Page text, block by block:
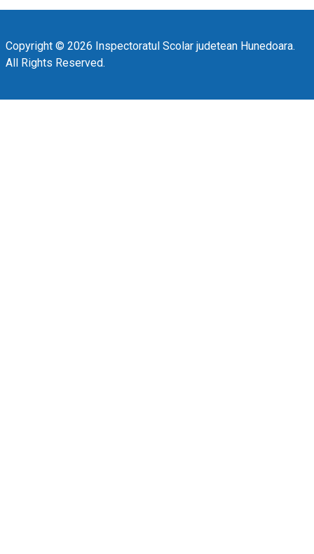
Copyright © 2026 Inspectoratul Scolar judetean Hunedoara.
All Rights Reserved.